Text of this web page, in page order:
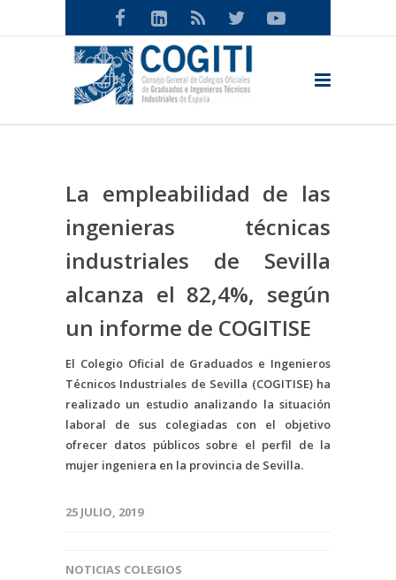
La empleabilidad de las
ingenieras técnicas
industriales de Sevilla
alcanza el 82,4%, según
un informe de COGITISE
El Colegio Oficial de Graduados e Ingenieros
Técnicos Industriales de Sevilla (COGITISE) ha
realizado un estudio analizando la situación
laboral de sus colegiadas con el objetivo
ofrecer datos públicos sobre el perfil de la
mujer ingeniera en la provincia de Sevilla.
25 JULIO, 2019
NOTICIAS COLEGIOS